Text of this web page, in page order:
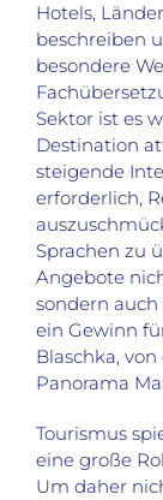
Hotels,
beschreiben
besondere
Sektor ist es
Destination
steigende
erforderlich,
Sprachen zu
Angebote
sondern
ein Gewinn
Blaschka,
Panorama
Tourismus
eine große
Um daher